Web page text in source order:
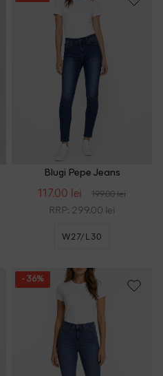
Blugi Pepe Jeans
117.00 lei 199.00 lei
RRP: 299.00 lei
W27/L30
- 36%